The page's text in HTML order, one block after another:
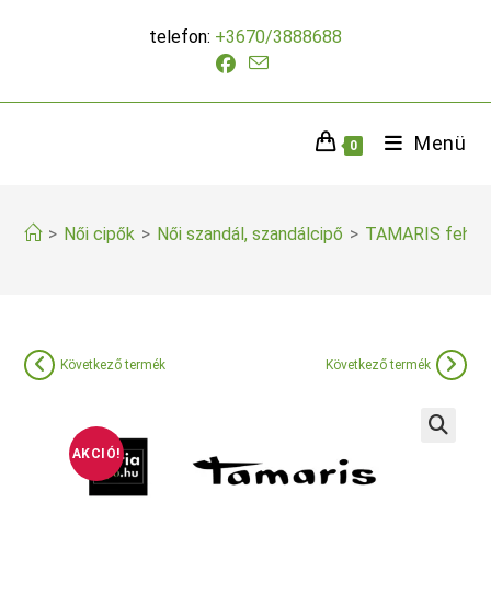
telefon: +3670/3888688
0 Menü
> Női cipők > Női szandál, szandálcipő > TAMARIS fehér
AKCIÓ!
Következő termék Következő termék